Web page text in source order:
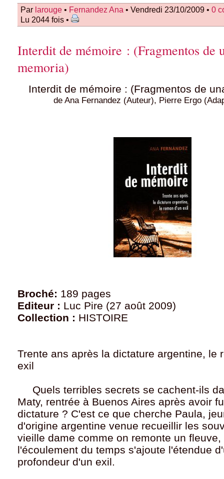
Par larouge • Fernandez Ana • Vendredi 23/10/2009 • 0
Lu 2044 fois •
Interdit de mémoire : (Fragmentos de
memoria)
Interdit de mémoire : (Fragmentos de
de Ana Fernandez (Auteur), Pierre Ergo
Broché: 189 pages
Editeur : Luc Pire (27 août 2009)
Collection : HISTOIRE
Trente ans après la dictature argentine, le
exil
Quels terribles secrets se cachent-ils
Maty, rentrée à Buenos Aires après avoir
dictature ? C'est ce que cherche Paula,
d'origine argentine venue recueillir les
vieille dame comme on remonte un fleuve,
l'écoulement du temps s'ajoute l'étendue
profondeur d'un exil.